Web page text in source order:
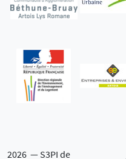
2026 — S3PI de